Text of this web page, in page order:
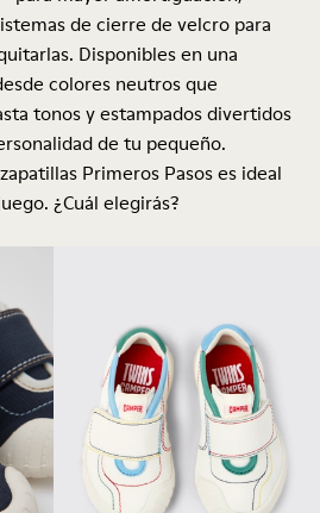
de cierre de velcro para
Disponibles en una
colores neutros que
tonos y estampados divertidos
de tu pequeño.
Primeros Pasos es ideal
¿Cuál elegirás?